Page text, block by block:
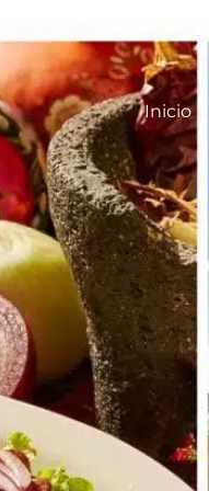
Inicio